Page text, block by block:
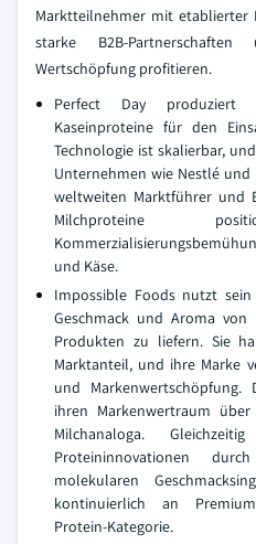
Marktteilnehmer mit etablierter
starke B2B-
Wertschöpfung profitieren.
Perfect Day produziert
Kaseinproteine für den
Technologie ist skalierbar,
Unternehmen wie Nestlé und
weltweiten Marktführer und
Milchproteine
und Käse.
Impossible Foods nutzt
Geschmack und Aroma
Produkten zu liefern. Sie
Marktanteil, und ihre Marke
und
ihren Markenwertraum
Milchanaloga.
Proteininnovationen
molekularen
kontinuierlich an
Protein-Kategorie.